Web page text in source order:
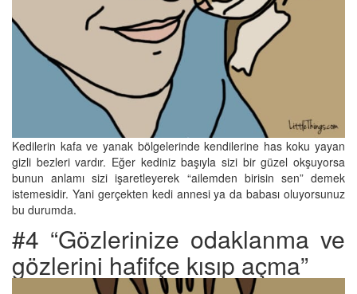
Kedilerin kafa ve yanak bölgelerinde kendilerine has koku yayan
gizli bezleri vardır. Eğer kediniz başıyla sizi bir güzel okşuyorsa
bunun anlamı sizi işaretleyerek “ailemden birisin sen” demek
istemesidir. Yani gerçekten kedi annesi ya da babası oluyorsunuz
bu durumda.
#4 “Gözlerinize odaklanma ve
gözlerini hafifçe kısıp açma”